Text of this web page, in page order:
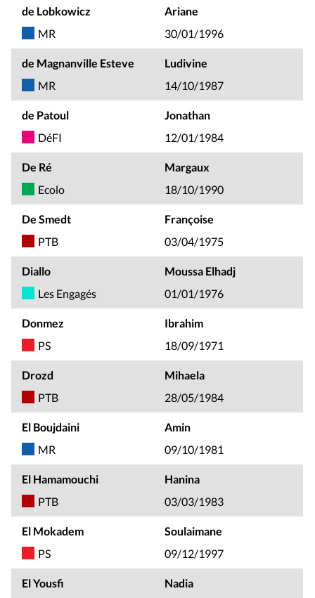
de Lobkowicz
Ariane
MR
30/01/1996
de Magnanville Esteve
Ludivine
MR
14/10/1987
de Patoul
Jonathan
DéFI
12/01/1984
De Ré
Margaux
Ecolo
18/10/1990
De Smedt
Françoise
PTB
03/04/1975
Diallo
Moussa Elhadj
Les Engagés
01/01/1976
Donmez
Ibrahim
PS
18/09/1971
Drozd
Mihaela
PTB
28/05/1984
El Boujdaini
Amin
MR
09/10/1981
El Hamamouchi
Hanina
PTB
03/03/1983
El Mokadem
Soulaimane
PS
09/12/1997
El Yousfi
Nadia